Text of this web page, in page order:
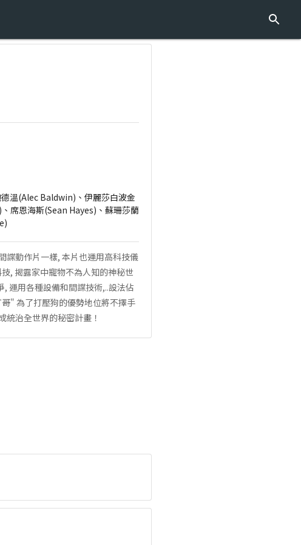
溫(Alec Baldwin)、伊麗莎白波金
席恩海斯(Sean Hayes)、蘇珊莎蘭
諜動作片一樣, 本片也運用高科技儀
, 揭露家中寵物不為人知的神秘世
運用各種設備和間諜技術,..設法佔
" 為了打壓狗的優勢地位將不擇手
治全世界的秘密計畫！